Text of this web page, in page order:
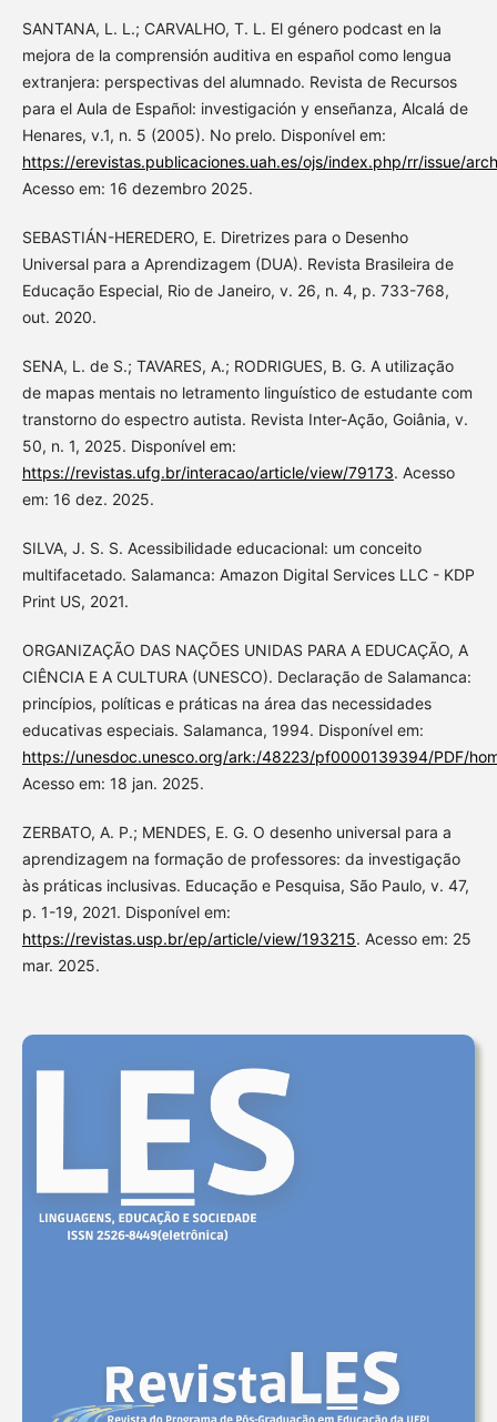
SANTANA, L. L.; CARVALHO, T. L. El género podcast en la
mejora de la comprensión auditiva en español como lengua
extranjera: perspectivas del alumnado. Revista de Recursos
para el Aula de Español: investigación y enseñanza, Alcalá de
Henares, v.1, n. 5 (2005). No prelo. Disponível em:
https://erevistas.publicaciones.uah.es/ojs/index.php/rr/issue/
Acesso em: 16 dezembro 2025.
SEBASTIÁN-HEREDERO, E. Diretrizes para o Desenho
Universal para a Aprendizagem (DUA). Revista Brasileira de
Educação Especial, Rio de Janeiro, v. 26, n. 4, p. 733-768,
out. 2020.
SENA, L. de S.; TAVARES, A.; RODRIGUES, B. G. A utilização
de mapas mentais no letramento linguístico de estudante com
transtorno do espectro autista. Revista Inter-Ação, Goiânia, v.
50, n. 1, 2025. Disponível em:
https://revistas.ufg.br/interacao/article/view/79173. Acesso
em: 16 dez. 2025.
SILVA, J. S. S. Acessibilidade educacional: um conceito
multifacetado. Salamanca: Amazon Digital Services LLC - KDP
Print US, 2021.
ORGANIZAÇÃO DAS NAÇÕES UNIDAS PARA A EDUCAÇÃO, A
CIÊNCIA E A CULTURA (UNESCO). Declaração de Salamanca:
princípios, políticas e práticas na área das necessidades
educativas especiais. Salamanca, 1994. Disponível em:
https://unesdoc.unesco.org/ark:/48223/pf0000139394/PDF/
Acesso em: 18 jan. 2025.
ZERBATO, A. P.; MENDES, E. G. O desenho universal para a
aprendizagem na formação de professores: da investigação
às práticas inclusivas. Educação e Pesquisa, São Paulo, v. 47,
p. 1-19, 2021. Disponível em:
https://revistas.usp.br/ep/article/view/193215. Acesso em: 25
mar. 2025.